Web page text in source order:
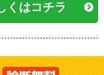
くはコチラ